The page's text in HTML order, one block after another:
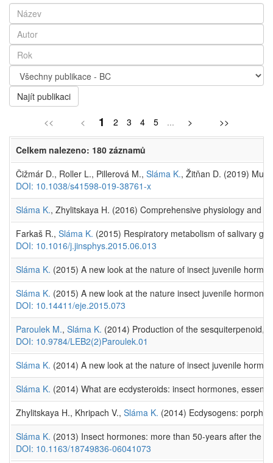
Najít publikaci
<< < 1 2 3 4 5 ... > >>
Celkem nalezeno: 180 záznamů
Čižmár D., Roller L., Pillerová M., Sláma K., Žitňan D. (2019)
DOI: 10.1038/s41598-019-38761-x
Sláma K., Zhylitskaya H. (2016) Comprehensive physiology and
Farkaš R., Sláma K. (2015) Respiratory metabolism of salivary
DOI: 10.1016/j.jinsphys.2015.06.013
Sláma K. (2015) A new look at the nature of insect juvenile
Sláma K. (2015) A new look at the nature insect juvenile
DOI: 10.14411/eje.2015.073
Paroulek M., Sláma K. (2014) Production of the sesquiterpenoid,
DOI: 10.9784/LEB2(2)Paroulek.01
Sláma K. (2014) A new look at the nature of insect juvenile
Sláma K. (2014) What are ecdysteroids: insect hormones,
Zhylitskaya H., Khripach V., Sláma K. (2014) Ecdysogens:
Sláma K. (2013) Insect hormones: more than 50-years after the
DOI: 10.1163/18749836-06041073